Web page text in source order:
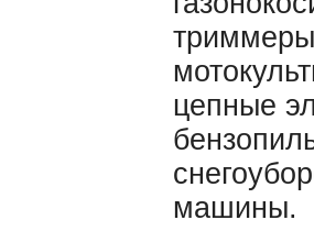
цепные
машины.